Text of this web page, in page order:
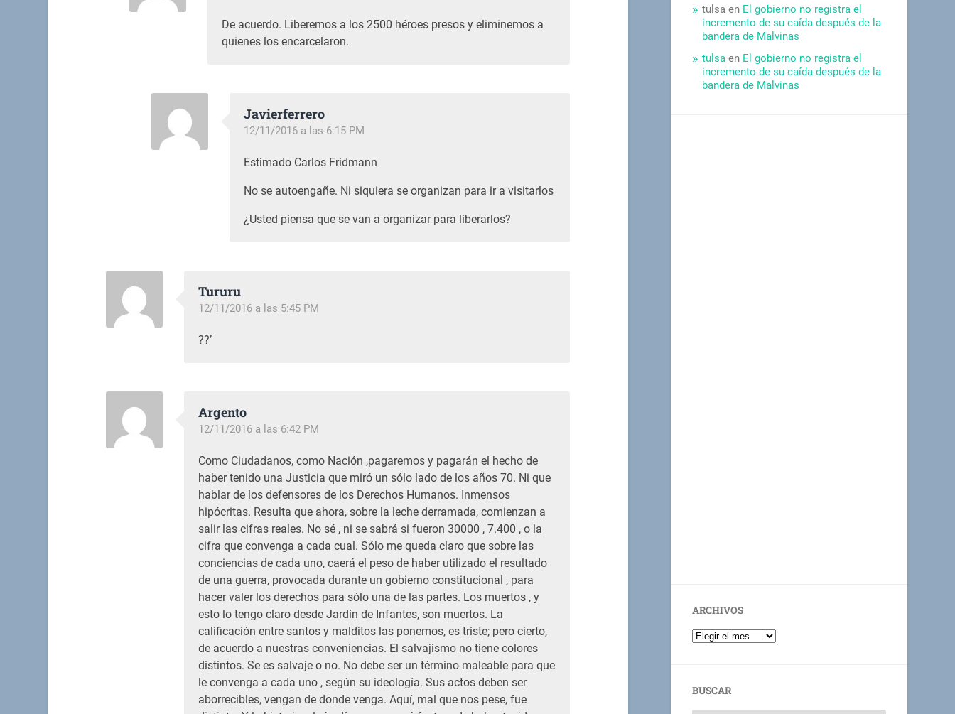
De acuerdo. Liberemos a los 2500 héroes presos y eliminemos a
quienes los encarcelaron.
Javierferrero
12/11/2016 a las 6:15 PM
Estimado Carlos Fridmann
No se autoengañe. Ni siquiera se organizan para ir a visitarlos
¿Usted piensa que se van a organizar para liberarlos?
Tururu
12/11/2016 a las 5:45 PM
??’
Argento
12/11/2016 a las 6:42 PM
Como Ciudadanos, como Nación ,pagaremos y pagarán el hecho de
haber tenido una Justicia que miró un sólo lado de los años 70. Ni que
hablar de los defensores de los Derechos Humanos. Inmensos
hipócritas. Resulta que ahora, sobre la leche derramada, comienzan a
salir las cifras reales. No sé , ni se sabrá si fueron 30000 , 7.400 , o la
cifra que convenga a cada cual. Sólo me queda claro que sobre las
conciencias de cada uno, caerá el peso de haber utilizado el resultado
de una guerra, provocada durante un gobierno constitucional , para
hacer valer los derechos para sólo una de las partes. Los muertos , y
esto lo tengo claro desde Jardín de Infantes, son muertos. La
calificación entre santos y malditos las ponemos, es triste; pero cierto,
de acuerdo a nuestras conveniencias. El salvajismo no tiene colores
distintos. Se es salvaje o no. No debe ser un término maleable para que
le convenga a cada uno , según su ideología. Sus actos deben ser
aborrecibles, vengan de donde venga. Aquí, mal que nos pese, fue
tulsa en El gobierno no registra el
incremento de su caída después de la
bandera de Malvinas
tulsa en El gobierno no registra el
incremento de su caída después de la
bandera de Malvinas
ARCHIVOS
BUSCAR